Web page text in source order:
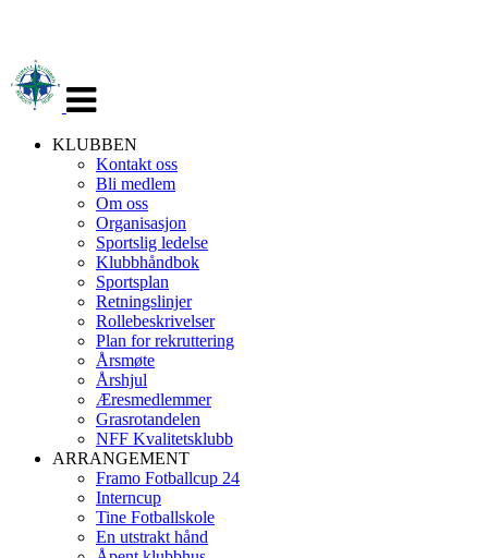
navigasjon
KLUBBEN
Kontakt oss
Bli medlem
Om oss
Organisasjon
Sportslig ledelse
Klubbhåndbok
Sportsplan
Retningslinjer
Rollebeskrivelser
Plan for rekruttering
Årsmøte
Årshjul
Æresmedlemmer
Grasrotandelen
NFF Kvalitetsklubb
ARRANGEMENT
Framo Fotballcup 24
Interncup
Tine Fotballskole
En utstrakt hånd